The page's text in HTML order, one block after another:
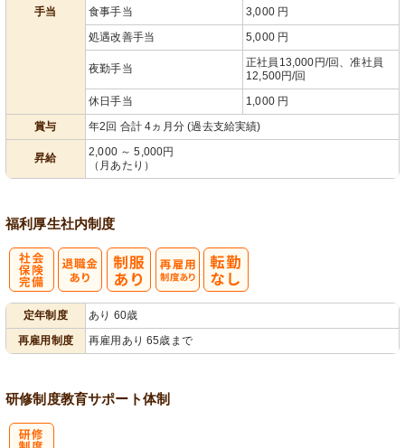
手当
食事手当
3,000 円
処遇改善手当
5,000 円
夜勤手当
正社員13,000円/回、准社員
12,500円/回
休日手当
1,000 円
賞与
年2回 合計 4ヵ月分 (過去支給実績)
昇給
2,000 ～ 5,000円
（月あたり）
福利厚生社内制度
定年制度
あり 60歳
再雇用制度
再雇用あり 65歳まで
研修制度教育サポート体制